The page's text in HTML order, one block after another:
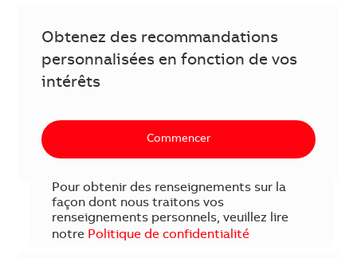
Obtenez des recommandations
personnalisées en fonction de vos
intérêts
Commencer
Pour obtenir des renseignements sur la
façon dont nous traitons vos
renseignements personnels, veuillez lire
notre Politique de confidentialité